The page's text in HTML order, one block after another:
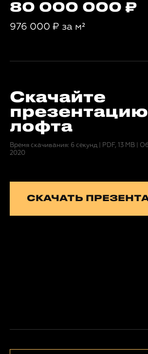
80 000 000
976 000 ₽ за м²
Скачайте
презентацию
лофта
Время скачивания: 6 секунд PDF, 13 MB
2020
СКАЧАТЬ